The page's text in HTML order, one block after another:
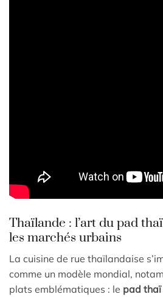
Thaïlande : l’art du pad
les marchés urbains
La cuisine de rue thaïlandaise
comme un modèle mondial,
plats emblématiques : le pad thaï